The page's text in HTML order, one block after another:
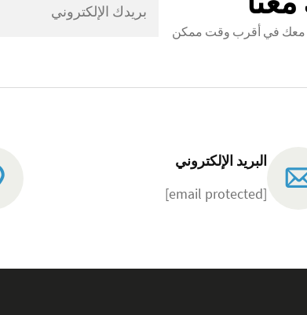
معك في أقرب وقت ممكن
البريد الإلكتروني
[email protected]